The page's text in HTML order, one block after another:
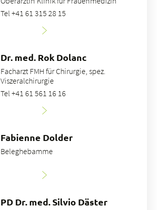
Tel +41 61 315 28 15
Dr. med. Rok Dolanc
Facharzt FMH für Chirurgie, spez.
Viszeralchirurgie
Tel +41 61 561 16 16
Fabienne Dolder
Beleghebamme
PD Dr. med. Silvio Däster